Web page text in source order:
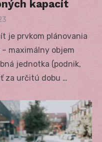
kapacít
je prvkom plánovania
maximálny objem
jednotka (podnik,
za určitú dobu …